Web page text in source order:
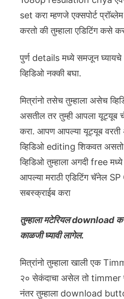
set करा म्हणजे एक्सपोर्ट
करतो की तुम्हाला एडिटिंग
पुर्ण details मध्ये समजून
व्हिडिओ नक्की बघा.
मित्रांनो तसेच तुम्हाला असेच
असतील तर तुम्ही आपला
करा. आपण आपल्या यूट्यूब वरती
व्हिडिओ editing शिकवत
व्हिडिओ तुम्हाला अगदी free
आपल्या मराठी एडिटिंग चॅनेल
सबस्क्राईब करा
तुम्हाला मटेरियल download
काळजी घ्यावी लागेल.
मित्रांनो तुम्हाला खाली एक
२० सेकंदाचा असेल तो timmer
नंतर तुम्हाला download